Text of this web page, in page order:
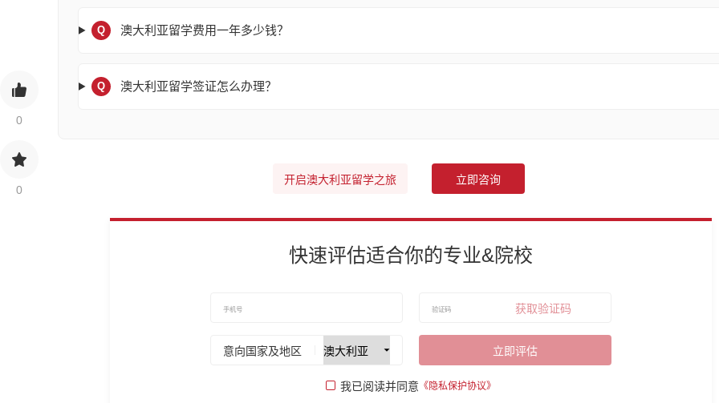
0
0
Q 澳大利亚留学费用一年多少钱？
Q 澳大利亚留学签证怎么办理？
开启澳大利亚留学之旅 立即咨询
快速评估适合你的专业&院校
获取验证码
意向国家及地区 立即评估
我已阅读并同意 《隐私保护协议》